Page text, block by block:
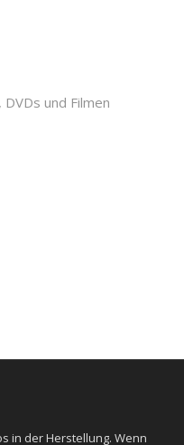
und Filmen
in der Herstellung. Wenn